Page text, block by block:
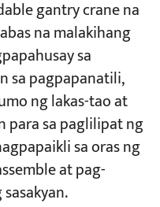
gantry crane na
na malakihang
sa
sa pagpapanatili,
ng lakas-tao at
para sa paglilipat ng
sa oras ng
at pag-